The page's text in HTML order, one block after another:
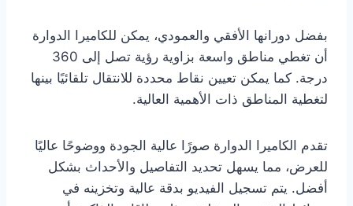
بفضل دورانها الأفقي والعمودي، يمكن للكاميرا الدوارة
أن تغطي مناطق واسعة بزاوية رؤية تصل إلى 360
درجة. كما يمكن تعيين نقاط محددة للانتقال تلقائيًا بينها
لتغطية المناطق ذات الأهمية العالية.
تقدم الكاميرا الدوارة صورًا عالية الجودة ووضوحًا عاليًا
للعرض، مما يسهل تحديد التفاصيل والأحداث بشكل
أفضل. يتم تسجيل الفيديو بدقة عالية وتخزينه في